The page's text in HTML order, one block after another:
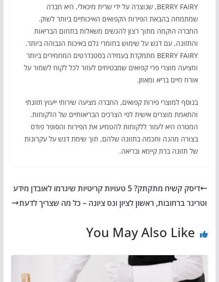
BERRY FAIRY, שנוצרה על ידי שרית מיכאלי, היא חברה
שמתמחה בהבאת הפירות הקפואים האיכותיים ביותר לשוק.
החברה הוקמה מתוך רצון להגשים משאלות בתחום הבריאות
והתזונה, עם דגש על שימוש בחומרי גלם באיכות הגבוהה ביותר.
BERRY FAIRY מתמקדת בעמידה בסטנדרטים המחמירים ביותר
ומציעה מוצרי פרי קפואים שמבטיחים לעזור לכל לקוח לשמור על
אורח חיים בריא ומאוזן.
בנוסף למוצרי פירות קפואים, החברה מציעה שירותי ייעוץ תזונתי
והתאמת מוצרים אישית לפי הצרכים הבריאותיים של הלקוחות.
המטרה היא לעזור ללקוחות להטמיע את הפירות והסופר פודס
בצורה מהנה וחכמה בתזונה שלהם, תוך שימת דגש על עקרונות
של תזונה ברת קיימא ובריאה.
דיסק קשיח מתקתק? 5 טעויות קריטיות שיגרמו לאובדן מידע
וטרינר ברחובות, ראשון לציון ונס ציונה – כל מה שצריך לדעת
You May Also Like